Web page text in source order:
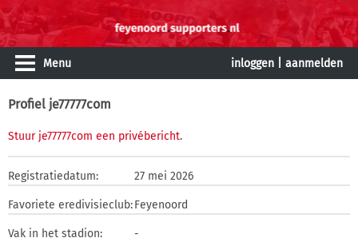
Menu inloggen aanmelden
Profiel je77777com
Stuur je77777com een privébericht.
Registratiedatum: 27 mei 2026
Favoriete eredivisieclub:Feyenoord
Vak in het stadion:
-